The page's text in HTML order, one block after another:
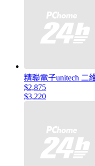
精聯電子unitech 二
$2,875
$3,220